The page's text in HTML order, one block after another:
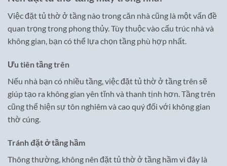
Việc đặt tủ thờ ở tầng nào trong căn nhà cũng là một vấn đề
quan trọng trong phong thủy. Tùy thuộc vào cấu trúc nhà và
không gian, bạn có thể lựa chọn tầng phù hợp nhất.
Ưu tiên tầng trên
Nếu nhà bạn có nhiều tầng, việc đặt tủ thờ ở tầng trên sẽ
giúp tạo ra không gian yên tĩnh và thanh tịnh hơn. Tầng trên
cũng thể hiện sự tôn nghiêm và cao quý đối với không gian
thờ cúng.
Tránh đặt ở tầng hầm
Thông thường, không nên đặt tủ thờ ở tầng hầm vì đây là